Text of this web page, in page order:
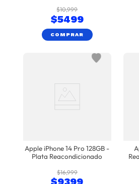
$10,999
$5499
COMPRAR
Apple iPhone 14 Pro 128GB -
Plata Reacondicionado
$16,999